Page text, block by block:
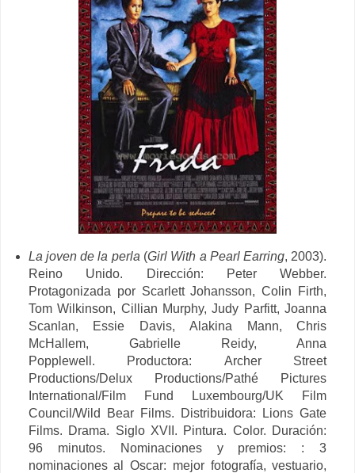
La joven de la perla (Girl With a Pearl Earring, 2003).
Reino Unido. Dirección: Peter Webber.
Protagonizada por Scarlett Johansson, Colin Firth,
Tom Wilkinson, Cillian Murphy, Judy Parfitt, Joanna
Scanlan, Essie Davis, Alakina Mann, Chris
McHallem, Gabrielle Reidy, Anna
Popplewell.
Productora: Archer Street
Productions/Delux Productions/Pathé Pictures
International/Film Fund Luxembourg/UK Film
Council/Wild Bear Films. Distribuidora: Lions Gate
Films. Drama. Siglo XVII. Pintura. Color. Duración:
96 minutos. Nominaciones y premios: : 3
nominaciones al Oscar: mejor fotografía, vestuario,